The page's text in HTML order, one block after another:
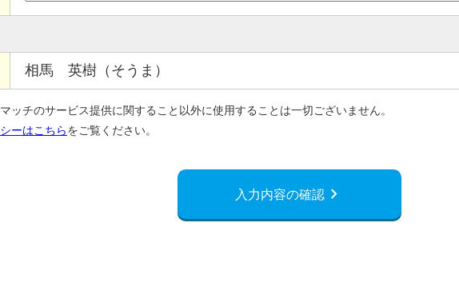
相馬 英樹（そうま）
ッチのサービス提供に関すること以外に使用することは一切ございません。
ーはこちらをご覧ください。
入力内容の確認 chevron_right